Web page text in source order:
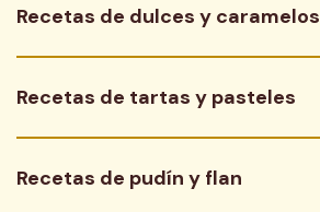
Recetas de dulces y caramelos
Recetas de tartas y pasteles
Recetas de pudín y flan